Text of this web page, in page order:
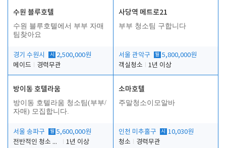
수원 블루호텔
수원 블루호텔에서 부부 자매
팀찾아요
경기 수원시 시
2,500,000원
메이드
경력무관
사당역 메트로21
부부 청소팀 구합니다
서울 관악구 월 5,800,000원
객실청소
1년 이상
방이동 호텔라움
방이동 호텔라움 청소팀(부부/
자매) 모집합니다.
서울 송파구 월 5,600,000원
전반적인 청소 업무(객실청소.객실정리)
1년 이상
소마호텔
주말청소이모알바
인천 미추홀구 시
10,030원
청소
경력무관